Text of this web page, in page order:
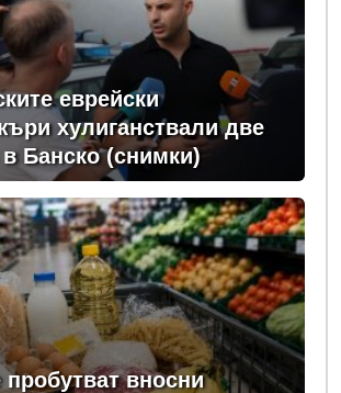
еврейски
хулиганствали две
Банско (снимки)
пробутват вносни